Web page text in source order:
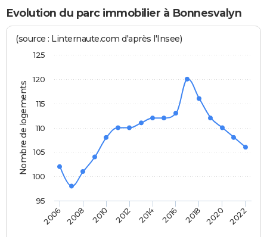
Evolution du parc immobilier à Bonnesvalyn
Nombre de logements
(source : Linternaute.com d'après l'Insee)
2006 2008 2010 2012 2014 2016 2018 2020 2022
95
100
105
110
115
120
125